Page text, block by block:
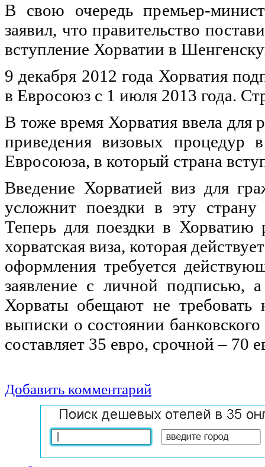
В свою очередь премьер-
заявил, что правительство
вступление Хорватии в
9 декабря 2012 года Хорватия
в Евросоюз с 1 июля 2013 года.
В тоже время Хорватия ввела для
приведения визовых процедур
Евросоюза, в который страна
Введение Хорватией виз для
усложнит поездки в эту
Теперь для поездки в Хорватию
хорватская виза, которая
оформления требуется
заявление с личной подписью,
Хорваты обещают не требовать
выписки о состоянии
составляет 35 евро, срочной – 70
Добавить комментарий